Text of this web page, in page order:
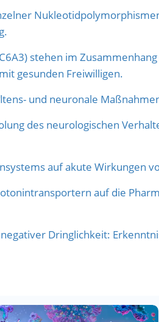
stehen im
gesunden Freiwilligen.
und neuronale
des neurologischen
auf akute Wirkungen
auf die
Dringlichkeit: